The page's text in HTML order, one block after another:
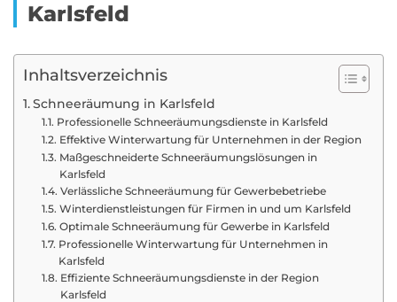
Karlsfeld
Inhaltsverzeichnis
Schneeräumung in Karlsfeld
Professionelle Schneeräumungsdienste in Karlsfeld
Effektive Winterwartung für Unternehmen in der Region
Maßgeschneiderte Schneeräumungslösungen in
Karlsfeld
Verlässliche Schneeräumung für Gewerbebetriebe
Winterdienstleistungen für Firmen in und um Karlsfeld
Optimale Schneeräumung für Gewerbe in Karlsfeld
Professionelle Winterwartung für Unternehmen in
Karlsfeld
Effiziente Schneeräumungsdienste in der Region
Karlsfeld